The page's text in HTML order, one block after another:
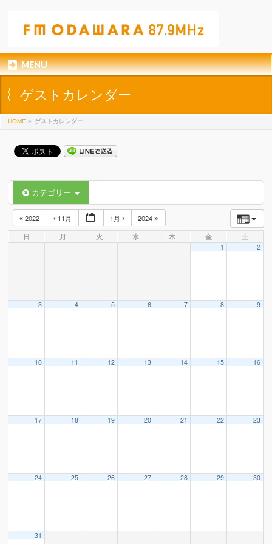
MENU
ゲストカレンダー
HOME » ゲストカレンダー
カテゴリー
2022 11月 1月
2024
日
月 火 水 木 金 土
1 2
3 4 5 6 7 8 9
10 11 12 13 14 15 16
17 18 19 20 21 22 23
24 25 26 27 28 29 30
31